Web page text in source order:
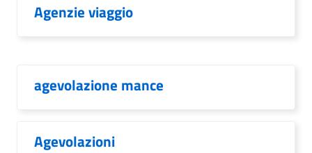
Agenzie viaggio
agevolazione mance
Agevolazioni